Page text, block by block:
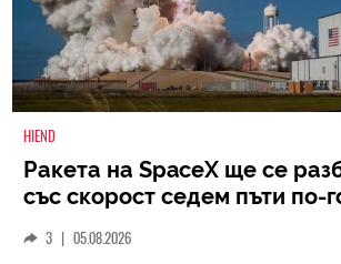
HIEND
Ракета на SpaceX ще се
със скорост седем пъти по-
3 | 05.08.2026